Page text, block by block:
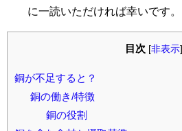
に一読いただければ幸いです。
目次 [非表示]
銅が不足すると？
銅の働き/特徴
銅の役割